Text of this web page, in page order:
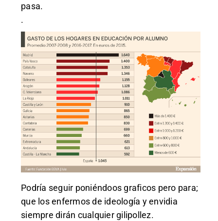
pasa.
.
Podría seguir poniéndoos graficos pero para;
que los enfermos de ideología y envidia
siempre dirán cualquier gilipollez.